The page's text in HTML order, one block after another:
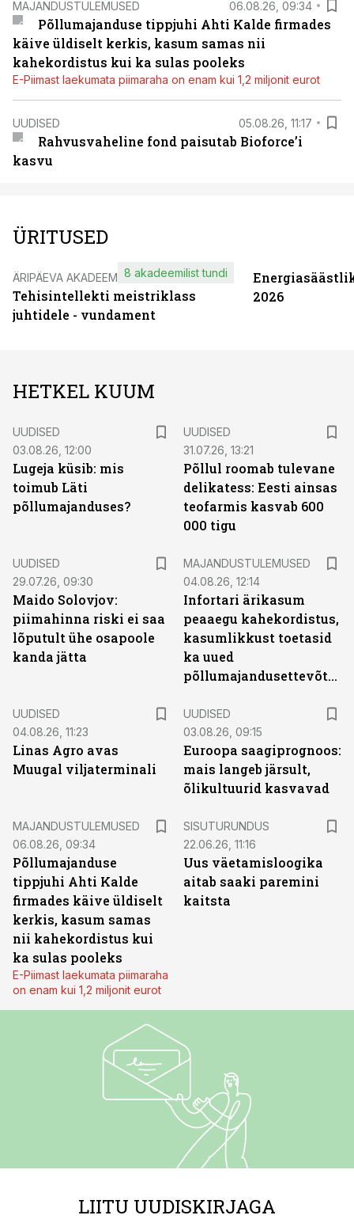
MAJANDUSTULEMUSED 06.08.26, 09:34
Põllumajanduse tippjuhi Ahti Kalde firmades
käive üldiselt kerkis, kasum samas nii
kahekordistus kui ka sulas pooleks
E-Piimast laekumata piimaraha on enam kui 1,2 miljonit eurot
UUDISED 05.08.26, 11:17
Rahvusvaheline fond paisutab Bioforce’i
kasvu
ÜRITUSED
ÄRIPÄEVA AKADEEMIA
Tehisintellekti meistriklass
juhtidele - vundament
8 akadeemilist tundi
2026
HETKEL KUUM
UUDISED
03.08.26, 12:00
Lugeja küsib: mis
toimub Läti
põllumajanduses?
UUDISED
31.07.26, 13:21
Põllul roomab tulevane
delikatess: Eesti ainsas
teofarmis kasvab 600
000 tigu
UUDISED
29.07.26, 09:30
Maido Solovjov:
piimahinna riski ei saa
lõputult ühe osapoole
kanda jätta
MAJANDUSTULEMUSED
04.08.26, 12:14
Infortari ärikasum
peaaegu kahekordistus,
kasumlikkust toetasid
ka uued
põllumajandusettevõtted
UUDISED
04.08.26, 11:23
Linas Agro avas
Muugal viljaterminali
UUDISED
03.08.26, 09:15
Euroopa saagiprognoos:
mais langeb järsult,
õlikultuurid kasvavad
MAJANDUSTULEMUSED
06.08.26, 09:34
Põllumajanduse
tippjuhi Ahti Kalde
firmades käive üldiselt
kerkis, kasum samas
nii kahekordistus kui
ka sulas pooleks
E-Piimast laekumata piimaraha
on enam kui 1,2 miljonit eurot
SISUTURUNDUS
22.06.26, 11:16
Uus väetamisloogika
aitab saaki paremini
kaitsta
LIITU UUDISKIRJAGA